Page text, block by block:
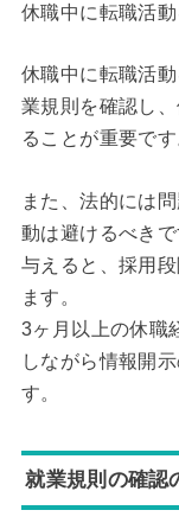
休職中に転職活
休職中に転職活
業規則を確認し
ることが重要です
また、法的には
動は避けるべき
与えると、採用
ます。
3ヶ月以上の休職
しながら情報開
す。
就業規則の確認